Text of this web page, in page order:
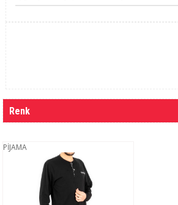
Renk
PİJAMA